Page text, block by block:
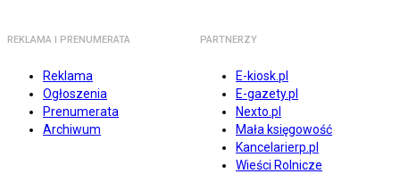
REKLAMA I PRENUMERATA
Reklama
Ogłoszenia
Prenumerata
Archiwum
PARTNERZY
E-kiosk.pl
E-gazety.pl
Nexto.pl
Mała księgowość
Kancelarierp.pl
Wieści Rolnicze